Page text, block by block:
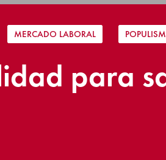
MERCADO LABORAL
para